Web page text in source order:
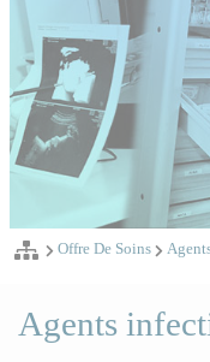
Offre De Soins
Agents